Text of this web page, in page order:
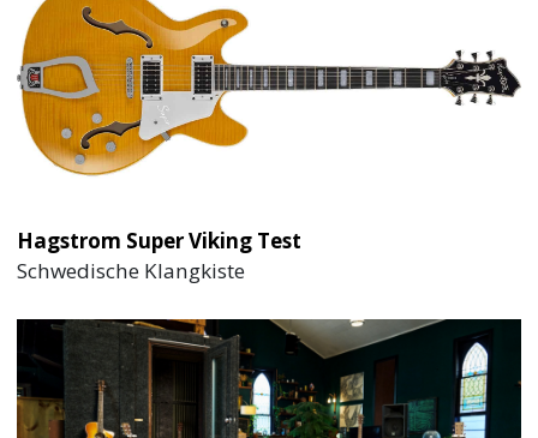
Hagstrom Super Viking Test
Schwedische Klangkiste